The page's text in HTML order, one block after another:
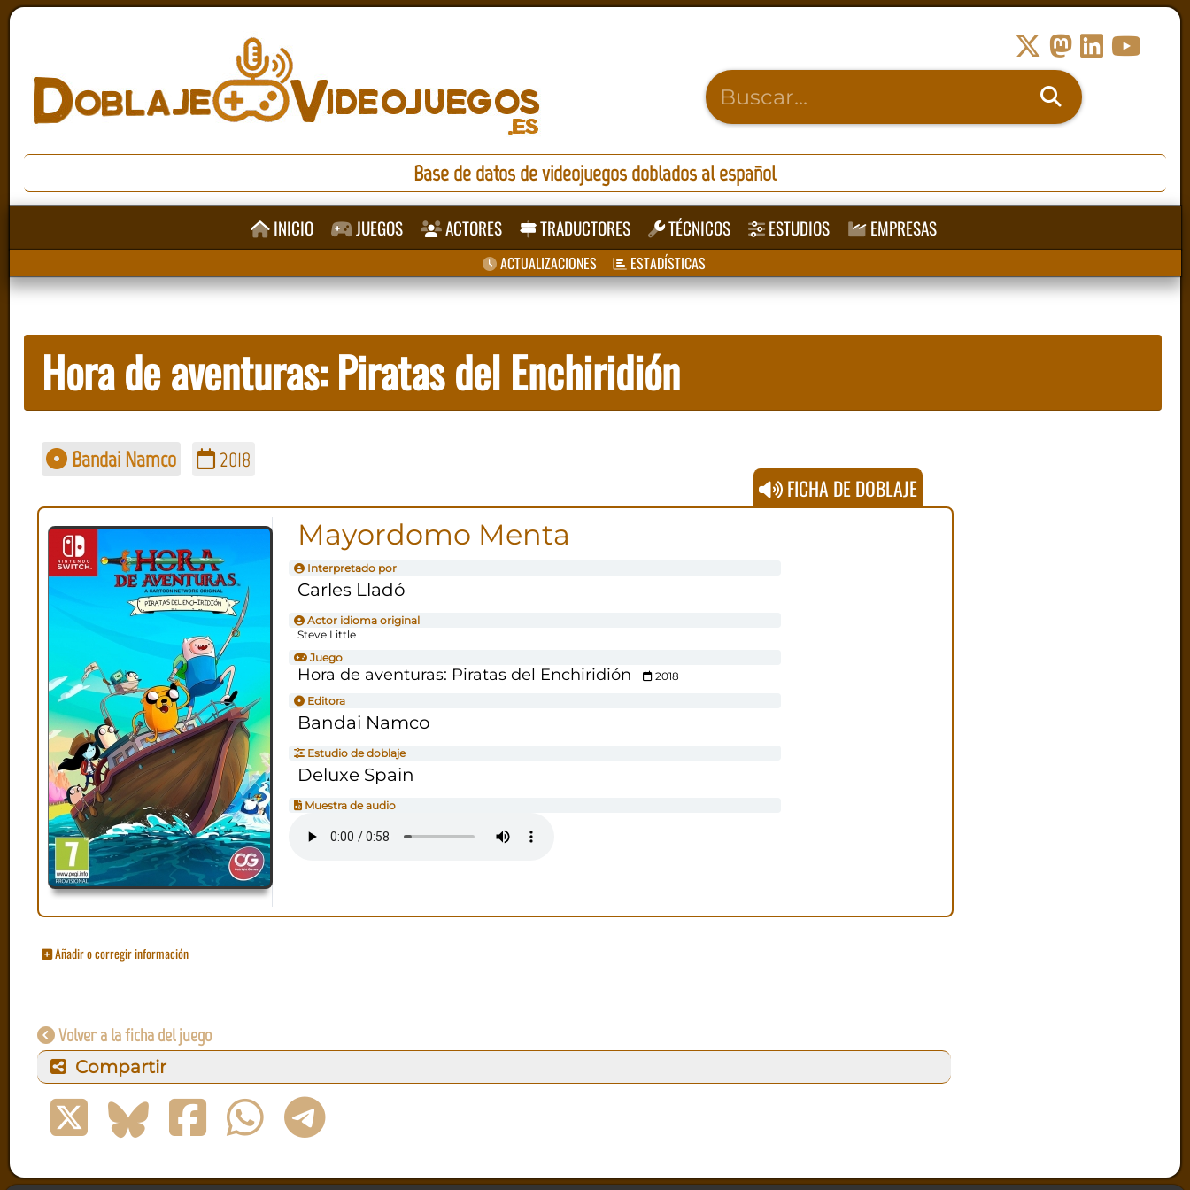
Base de datos de videojuegos doblados al español
INICIO JUEGOS ACTORES TRADUCTORES TÉCNICOS ESTUDIOS EMPRESAS
ACTUALIZACIONES ESTADÍSTICAS
Hora de aventuras: Piratas del Enchiridión
Bandai Namco 2018
FICHA DE DOBLAJE
Mayordomo Menta
Interpretado por
Carles Lladó
Actor idioma original
Steve Little
Juego
Hora de aventuras: Piratas del Enchiridión
2018
Editora
Bandai Namco
Estudio de doblaje
Deluxe Spain
Muestra de audio
Añadir o corregir información
Volver a la ficha del juego
Compartir